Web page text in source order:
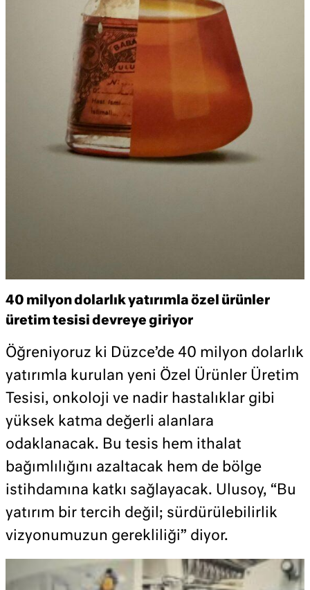
40 milyon dolarlık yatırımla özel ürünler
üretim tesisi devreye giriyor
Öğreniyoruz ki Düzce’de 40 milyon dolarlık
yatırımla kurulan yeni Özel Ürünler Üretim
Tesisi, onkoloji ve nadir hastalıklar gibi
yüksek katma değerli alanlara
odaklanacak. Bu tesis hem ithalat
bağımlılığını azaltacak hem de bölge
istihdamına katkı sağlayacak. Ulusoy, “Bu
yatırım bir tercih değil; sürdürülebilirlik
vizyonumuzun gerekliliği” diyor.